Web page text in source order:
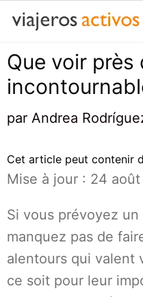
Passer
contenu
Que voir près
par Andrea
Cet article peut contenir
Mise à jour : 24
Si vous prévoyez
manquez pas de
alentours qui valent
ce soit pour leur